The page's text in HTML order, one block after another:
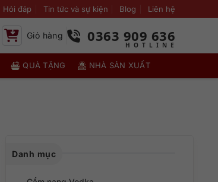
Hỏi đáp Tin tức và sự kiện Blog Liên hệ
Giỏ hàng 0363 909 636
QUÀ TẶNG NHÀ SẢN XUẤT
Danh mục